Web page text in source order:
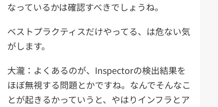
なっているかは確認すべきでしょうね。
ベストプラクティスだけやってる、は危ない気
がします。
大瀧：よくあるのが、Inspectorの検出結果を
ほぼ無視する問題とかですね。なんでそんなこ
とが起きるかっていうと、やはりインフラとア